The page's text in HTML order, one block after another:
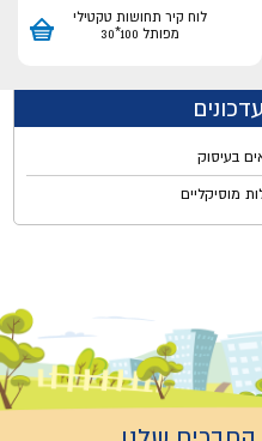
לוח קיר תחושות טקטילי
מפותל 100*30
בעיסוק
מוסיקליים